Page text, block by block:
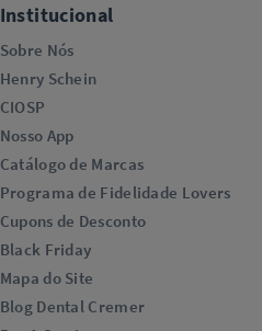
Institucional
Sobre Nós
Henry Schein
CIOSP
Nosso App
Catálogo de Marcas
Programa de Fidelidade Lovers​
Cupons de Desconto
Black Friday
Mapa do Site
Blog Dental Cremer